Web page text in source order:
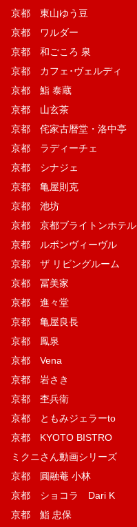
京都 東山ゆう豆
京都 ワルダー
京都 和ごころ 泉
京都 カフェ･ヴェルディ
京都 鮨 泰蔵
京都 山玄茶
京都 侘家古暦堂・洛中亭
京都 ラディーチェ
京都 シナジェ
京都 亀屋則克
京都 池坊
京都 京都ブライトンホテル
京都 ルボンヴィーヴル
京都 ザ リビングルーム
京都 冨美家
京都 進々堂
京都 亀屋良長
京都 鳳泉
京都 Vena
京都 岩さき
京都 杢兵衛
京都 ともみジェラーto
京都 KYOTO BISTRO
ミクニさん動画シリーズ
京都 圓融菴 小林
京都 ショコラ Dari K
京都 鮨 忠保